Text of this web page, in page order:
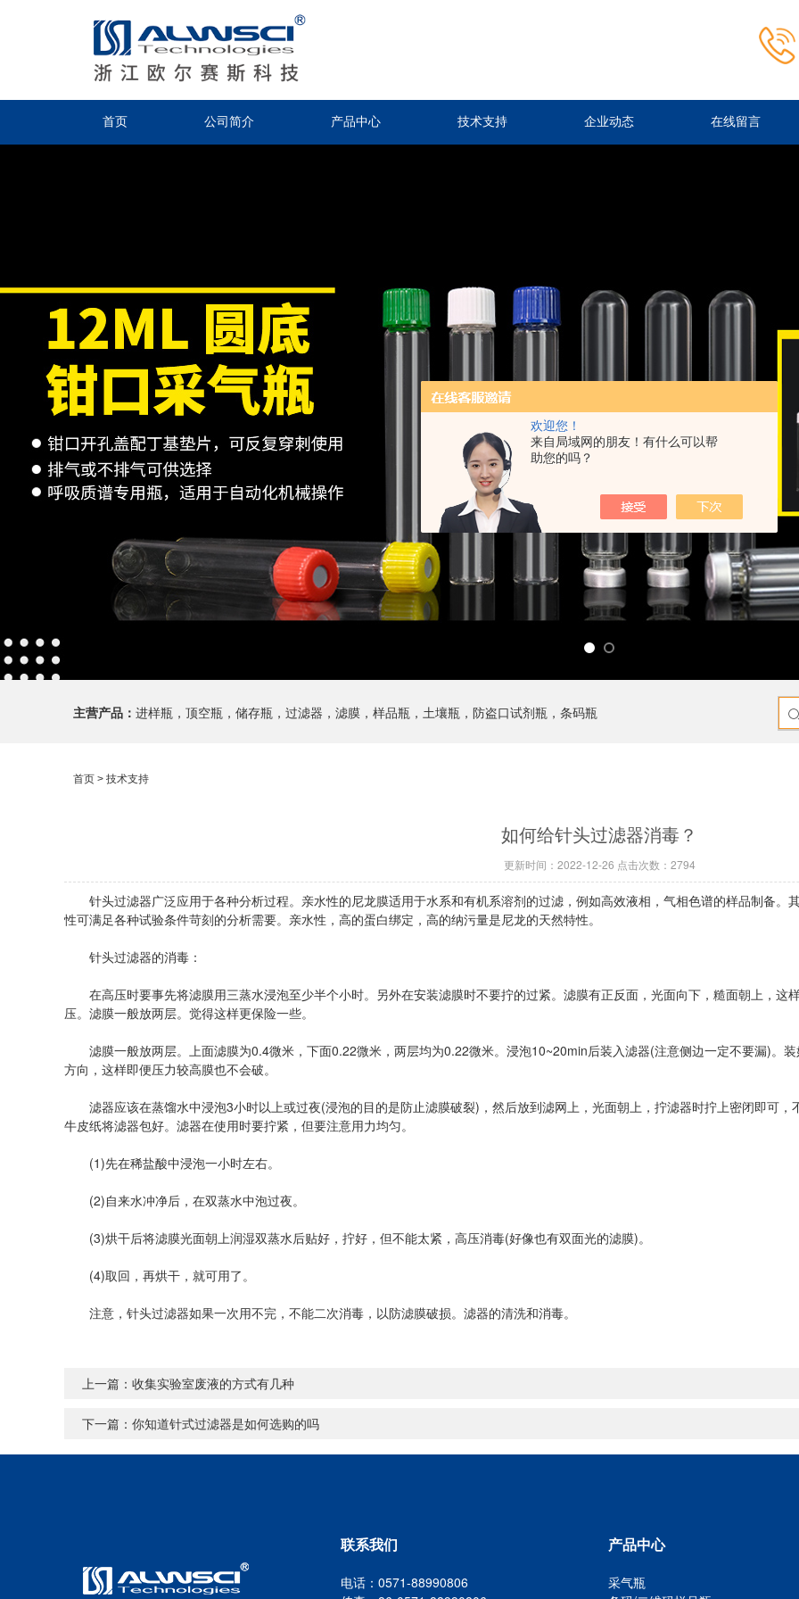
欢迎您！
来自局域网的朋友！有什么可以帮
助您的吗？
首页 公司简介 产品中心 技术支持 企业动态 在线留言
主营产品： 进样瓶，顶空瓶，储存瓶，过滤器，滤膜，样品瓶，土壤瓶，防盗口试剂瓶，条码瓶
首页 > 技术支持
如何给针头过滤器消毒？
更新时间：2022-12-26 点击次数：2794
针头过滤器广泛应用于各种分析过程。亲水性的尼龙膜适用于水系和有机系溶剂的过滤，例如高效液相，气相色谱的样品制备。
性可满足各种试验条件苛刻的分析需要。亲水性，高的蛋白绑定，高的纳污量是尼龙的天然特性。
针头过滤器的消毒：
在高压时要事先将滤膜用三蒸水浸泡至少半个小时。另外在安装滤膜时不要拧的过紧。滤膜有正反面，光面向下，糙面朝上，这
压。滤膜一般放两层。觉得这样更保险一些。
滤膜一般放两层。上面滤膜为0.4微米，下面0.22微米，两层均为0.22微米。浸泡10~20min后装入滤器(注意侧边一定不要漏)。
方向，这样即便压力较高膜也不会破。
滤器应该在蒸馏水中浸泡3小时以上或过夜(浸泡的目的是防止滤膜破裂)，然后放到滤网上，光面朝上，拧滤器时拧上密闭即可，
牛皮纸将滤器包好。滤器在使用时要拧紧，但要注意用力均匀。
(1)先在稀盐酸中浸泡一小时左右。
(2)自来水冲净后，在双蒸水中泡过夜。
(3)烘干后将滤膜光面朝上润湿双蒸水后贴好，拧好，但不能太紧，高压消毒(好像也有双面光的滤膜)。
(4)取回，再烘干，就可用了。
注意，针头过滤器如果一次用不完，不能二次消毒，以防滤膜破损。滤器的清洗和消毒。
上一篇： 收集实验室废液的方式有几种
下一篇： 你知道针式过滤器是如何选购的吗
联系我们
电话：0571-88990806
产品中心
采气瓶